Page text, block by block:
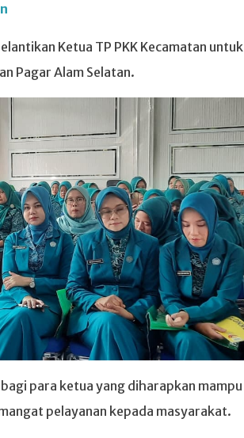
Ketua TP PKK Kecamatan untuk
Pagar Alam Selatan.
para ketua yang diharapkan mampu
pelayanan kepada masyarakat.